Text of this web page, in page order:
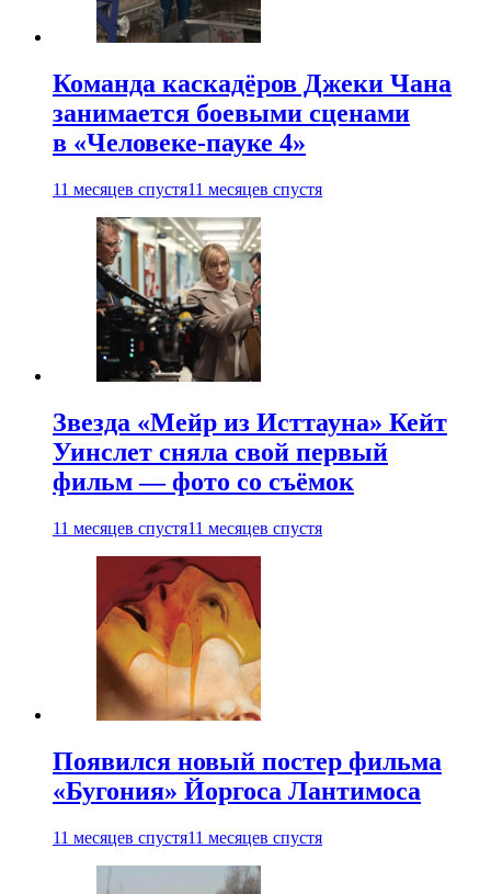
Команда каскадёров Джеки Чана
занимается боевыми сценами
в «Человеке-пауке 4»
11 месяцев спустя11 месяцев спустя
Звезда «Мейр из Исттауна» Кейт
Уинслет сняла свой первый
фильм — фото со съёмок
11 месяцев спустя11 месяцев спустя
Появился новый постер фильма
«Бугония» Йоргоса Лантимоса
11 месяцев спустя11 месяцев спустя